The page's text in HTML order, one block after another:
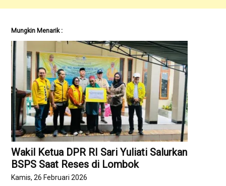
Mungkin Menarik :
Wakil Ketua DPR RI Sari Yuliati Salurkan
BSPS Saat Reses di Lombok
Kamis, 26 Februari 2026